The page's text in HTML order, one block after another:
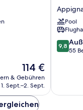
Der
Preis
beträgt
114 €
& Gebühren
1. Sept.–2. Sept.
dei
Segreti
Pool
9.8
von
9,8
55